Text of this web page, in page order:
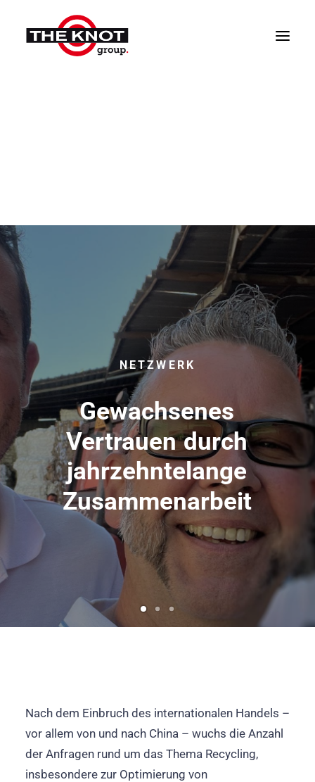
NETZWERK
Gewachsenes
Vertrauen durch
jahrzehntelange
Zusammenarbeit
NETZWERK
Nach dem Einbruch des internationalen Handels –
vor allem von und nach China – wuchs die Anzahl
der Anfragen rund um das Thema Recycling,
insbesondere zur Optimierung von